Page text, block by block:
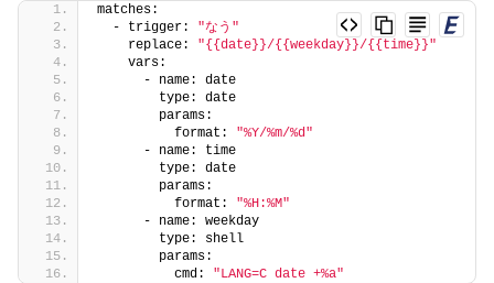
matches:
  - trigger:
"なう"
    replace:
"{{date}}/{{weekday}}/{{time}}"
    vars:
      - name: date
        type: date
        params:
          format:
"%Y/%m/%d"
      - name: time
        type: date
        params:
          format:
"%H:%M"
      - name: weekday
        type: shell
        params:
          cmd:
"LANG=C date +%a"